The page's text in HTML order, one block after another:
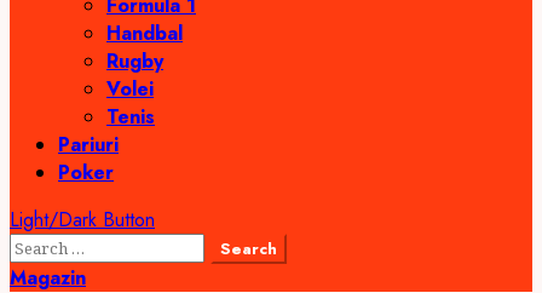
Handbal
Rugby
Volei
Tenis
Pariuri
Poker
Light/Dark Button
Search
for:
Magazin